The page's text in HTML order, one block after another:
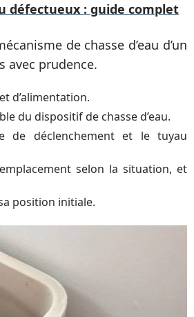
défectueux : guide complet
de chasse d’eau d’un
avec prudence.
d’alimentation.
du dispositif de chasse d’eau.
de déclenchement et le tuyau
selon la situation, et
position initiale.